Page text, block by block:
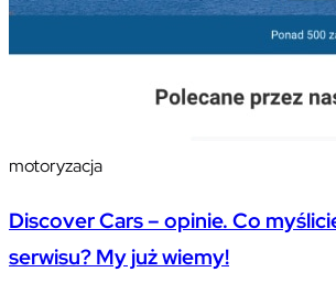
motoryzacja
Discover Cars – opinie. Co
serwisu? My już wiemy!